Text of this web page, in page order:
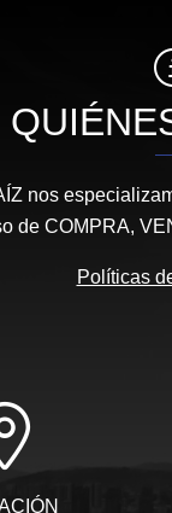
nos
de COMPRA,
Políticas